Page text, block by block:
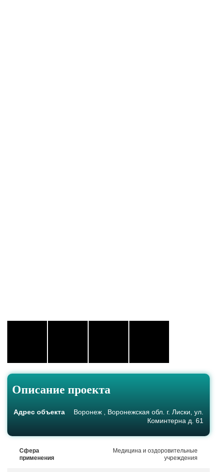
Описание проекта
Адрес объекта
Воронеж , Воронежская обл. г. Лиски, ул.
Коминтерна д. 61
Сфера
применения
Медицина и оздоровительные
учреждения